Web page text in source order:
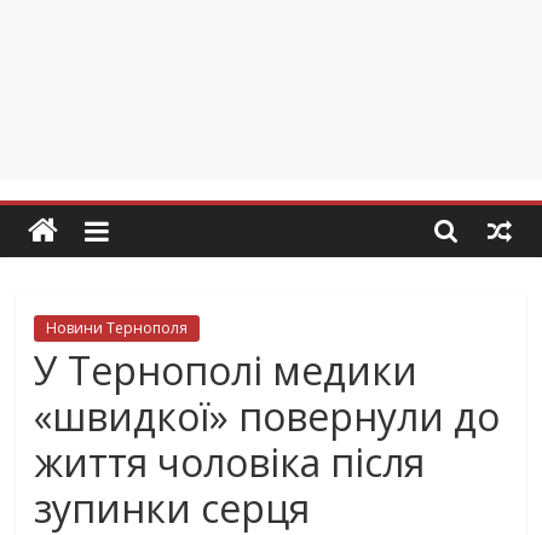
Новини Тернополя
У Тернополі медики
«швидкої» повернули до
життя чоловіка після
зупинки серця